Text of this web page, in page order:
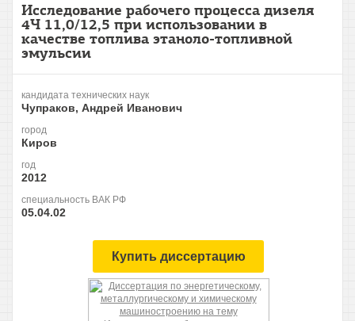
Исследование рабочего процесса дизеля
4Ч 11,0/12,5 при использовании в
качестве топлива этаноло-топливной
эмульсии
кандидата технических наук
Чупраков, Андрей Иванович
город
Киров
год
2012
специальность ВАК РФ
05.04.02
Купить диссертацию